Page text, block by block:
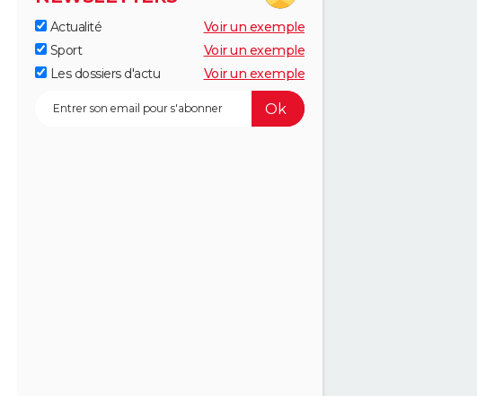
Actualité
Voir un exemple
Sport
Voir un exemple
Les dossiers d'actu
Voir un exemple